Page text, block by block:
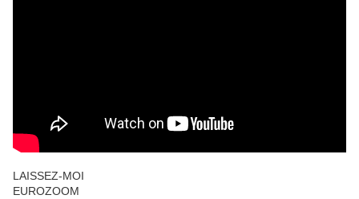
LAISSEZ-MOI
EUROZOOM